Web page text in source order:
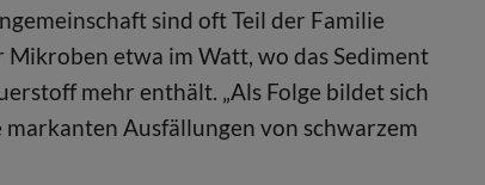
sind oft Teil der Familie
etwa im Watt, wo das Sediment
mehr enthält. „Als Folge bildet sich
Ausfällungen von schwarzem